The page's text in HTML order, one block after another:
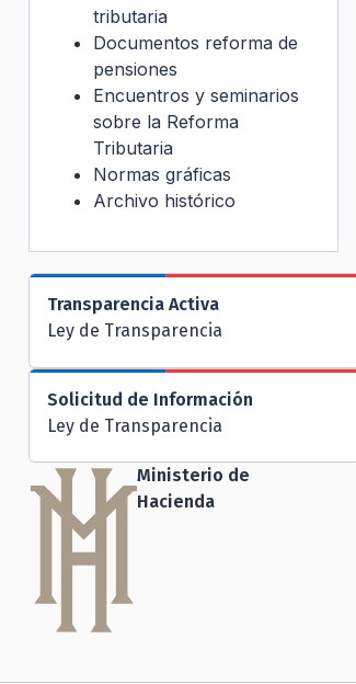
tributaria
Documentos reforma de
pensiones
Encuentros y seminarios
sobre la Reforma
Tributaria
Normas gráficas
Archivo histórico
Transparencia Activa
Ley de Transparencia
Solicitud de Información
Ley de Transparencia
Ministerio de
Hacienda